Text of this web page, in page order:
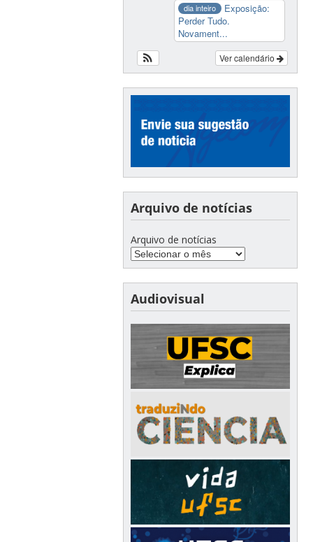
dia inteiro
Exposição:
Perder Tudo.
Novament...
Ver calendário
Arquivo de notícias
Arquivo de notícias
Audiovisual